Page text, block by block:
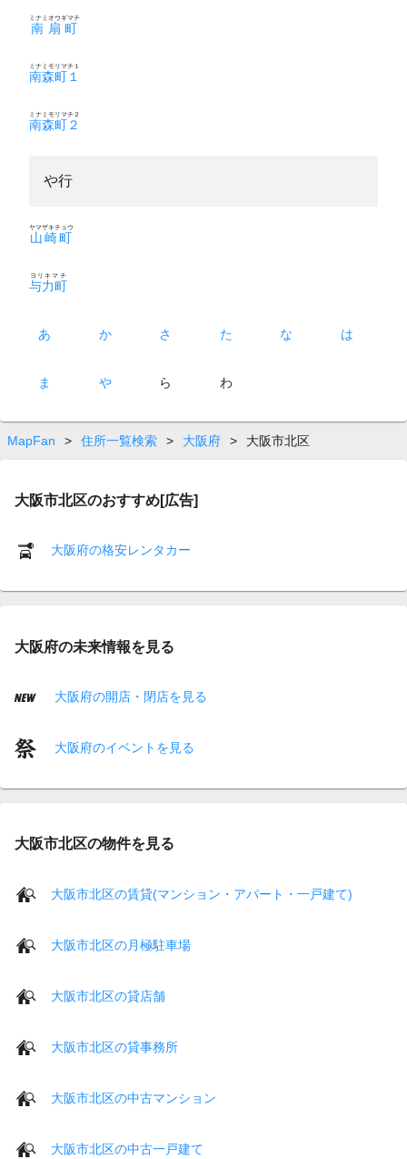
南扇町
ミナミオウギマチ
南森町１
ミナミモリマチ１
南森町２
ミナミモリマチ２
や行
山崎町
ヤマザキチョウ
与力町
ヨリキマチ
あ か さ た な は
ま や ら わ
MapFan > 住所一覧検索 > 大阪府 > 大阪市北区
大阪市北区のおすすめ[広告]
大阪府の格安レンタカー
大阪府の未来情報を見る
大阪府の開店・閉店を見る
大阪府のイベントを見る
大阪市北区の物件を見る
大阪市北区の賃貸(マンション・アパート・一戸建て)
大阪市北区の月極駐車場
大阪市北区の貸店舗
大阪市北区の貸事務所
大阪市北区の中古マンション
大阪市北区の中古一戸建て